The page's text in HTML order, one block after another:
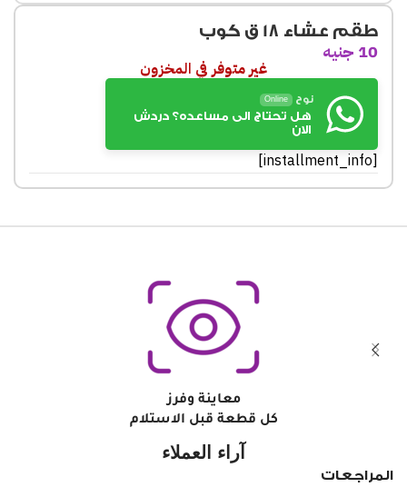
طقم عشاء 18 ق كوب
10 جنيه
غير متوفر في المخزون
نوح Online
هل تحتاج الى مساعده؟ دردش
الان
[installment_info]
معاينة وفرز
كل قطعة قبل الاستلام
آراء العملاء
المراجعات